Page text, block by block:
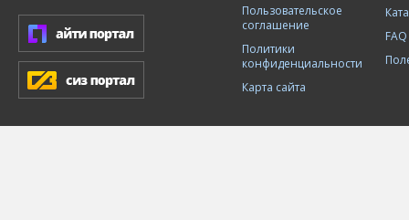
Пользовательское
соглашение
Политики
конфиденциальности
Карта сайта
FAQ